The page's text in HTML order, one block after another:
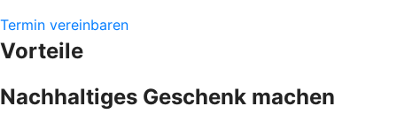
Termin vereinbaren
Vorteile
Nachhaltiges Geschenk machen